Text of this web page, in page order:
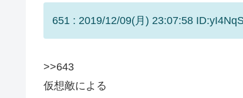
651 : 2019/12/09(月) 23:07:58
>>643
仮想敵による